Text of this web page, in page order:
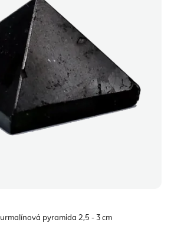
pyramida 2,5 - 3 cm